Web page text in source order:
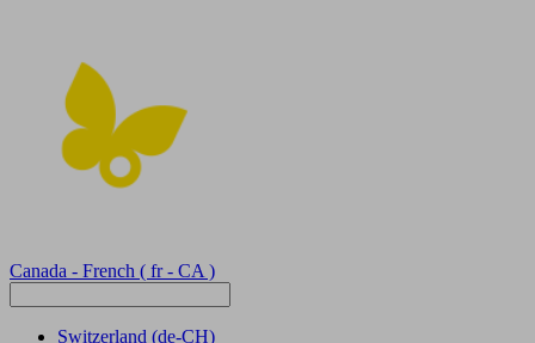
Canada - French ( fr - CA )
Switzerland (de-CH)